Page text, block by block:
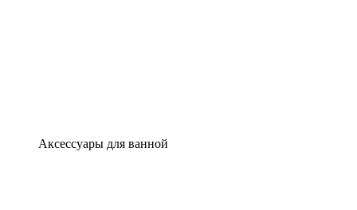
Аксессуары для ванной